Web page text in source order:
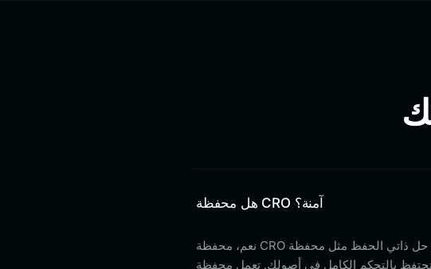
هل محفظة CRO آمنة؟
نعم، محفظة CRO آمنة عند استخدام حل ذاتي الحفظ مثل محفظة Bitget Wallet. من خلال الاحتفاظ بمفاتيحك
تحتفظ بالتحكم الكامل في أصولك. تعمل محفظة